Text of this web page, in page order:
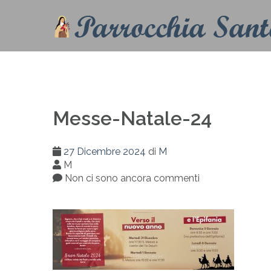
Messe-Natale-24
27 Dicembre 2024 di M
M
Non ci sono ancora commenti